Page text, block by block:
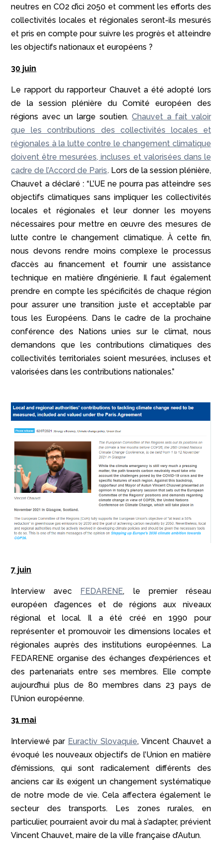
neutres en CO2 d’ici 2050 et comment les efforts des
collectivités locales et régionales seront-ils mesurés
et pris en compte pour suivre les progrès et atteindre
les objectifs nationaux et européens ?
30 juin
Le rapport du rapporteur Chauvet a été adopté lors
de la session plénière du Comité européen des
régions avec un large soutien.Chauvet a fait valoir
que les contributions des collectivités locales et
régionales à la lutte contre le changement climatique
doivent être mesurées, incluses et valorisées dans le
cadre de l’Accord de Paris. Lors de la session plénière,
Chauvet a déclaré : “L’UE ne pourra pas atteindre ses
objectifs climatiques sans impliquer les collectivités
locales et régionales et leur donner les moyens
nécessaires pour mettre en œuvre des mesures de
lutte contre le changement climatique. À cette fin,
nous devons rendre moins complexe le processus
d’accès au financement et fournir une assistance
technique en matière d’ingénierie. Il faut également
prendre en compte les spécificités de chaque région
pour assurer une transition juste et acceptable par
tous les Européens. Dans le cadre de la prochaine
conférence des Nations unies sur le climat, nous
demandons que les contributions climatiques des
collectivités territoriales soient mesurées, incluses et
valorisées dans les contributions nationales.”
7 juin
Interview avec FEDARENE, le premier réseau
européen d’agences et de régions aux niveaux
régional et local. Il a été créé en 1990 pour
représenter et promouvoir les dimensions locales et
régionales auprès des institutions européennes. La
FEDARENE organise des échanges d’expériences et
des partenariats entre ses membres. Elle compte
aujourd’hui plus de 80 membres dans 23 pays de
l’Union européenne.
31 mai
Interviewé par Euractiv Slovaquie, Vincent Chauvet a
évoqué les nouveaux objectifs de l’Union en matière
d’émissions, qui sont radicalement différents des
anciens car ils exigent un changement systématique
de notre mode de vie. Cela affectera également le
secteur des transports. Les zones rurales, en
particulier, pourraient avoir du mal à s’adapter, prévient
Vincent Chauvet, maire de la ville française d’Autun.